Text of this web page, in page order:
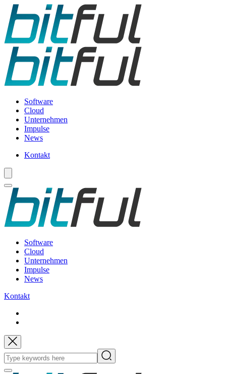
Software
Cloud
Unternehmen
Impulse
News
Kontakt
Software
Cloud
Unternehmen
Impulse
News
Kontakt